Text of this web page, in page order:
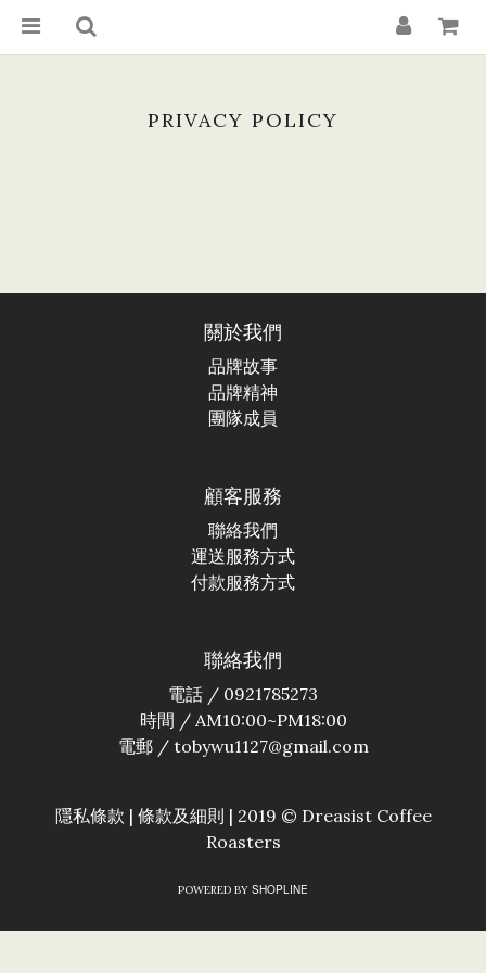
PRIVACY POLICY
關於我們
品牌故事
品牌精神
團隊成員
顧客服務
聯絡我們
運送服務方式
付款服務方式
聯絡我們
電話 / 0921785273
時間 / AM10:00~PM18:00
電郵 / tobywu1127@gmail.com
隱私條款 | 條款及細則 | 2019 © Dreasist Coffee
Roasters
POWERED BY SHOPLINE